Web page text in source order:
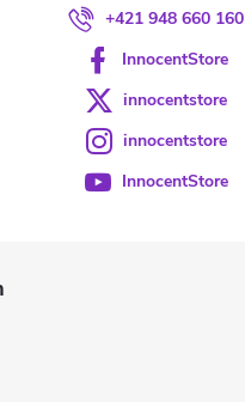
+421 948 660 160
InnocentStore
innocentstore
innocentstore
InnocentStore